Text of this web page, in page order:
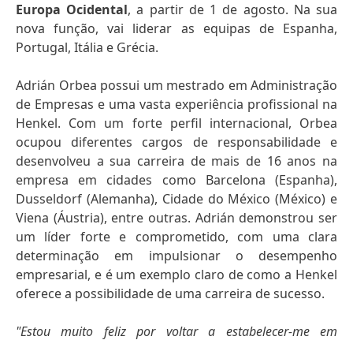
Europa Ocidental, a partir de 1 de agosto. Na sua
nova função, vai liderar as equipas de Espanha,
Portugal, Itália e Grécia.
Adrián Orbea possui um mestrado em Administração
de Empresas e uma vasta experiência profissional na
Henkel. Com um forte perfil internacional, Orbea
ocupou diferentes cargos de responsabilidade e
desenvolveu a sua carreira de mais de 16 anos na
empresa em cidades como Barcelona (Espanha),
Dusseldorf (Alemanha), Cidade do México(México) e
Viena (Áustria), entre outras. Adrián demonstrou ser
um líder forte e comprometido, com uma clara
determinação em impulsionar o desempenho
empresarial, e é um exemplo claro de como a Henkel
oferece a possibilidade de uma carreira de sucesso.
"Estou muito feliz por voltar a estabelecer-me em